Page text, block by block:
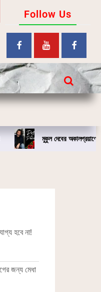
Follow Us
মুকুল দেবের
হবে না!
জন্য মেধা